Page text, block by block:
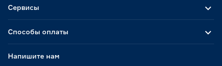
Способы оплаты
Сервисы
Напишите нам